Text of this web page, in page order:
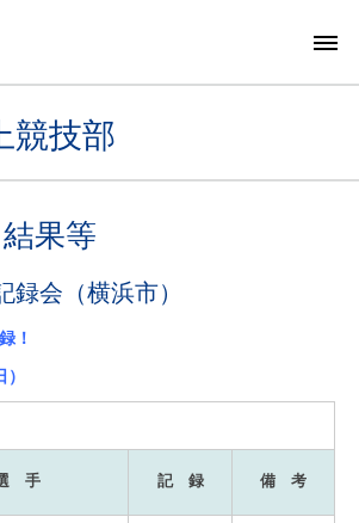
競技部
果等
録会（横浜市）
！
手 記 録 備 考